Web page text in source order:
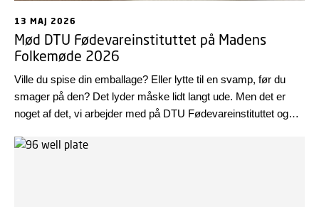
13 MAJ 2026
Mød DTU Fødevareinstituttet på Madens
Folkemøde 2026
Ville du spise din emballage? Eller lytte til en svamp, før du
smager på den? Det lyder måske lidt langt ude. Men det er
noget af det, vi arbejder med på DTU Fødevareinstituttet og
Nykøbing Falster den 21.-23. maj.